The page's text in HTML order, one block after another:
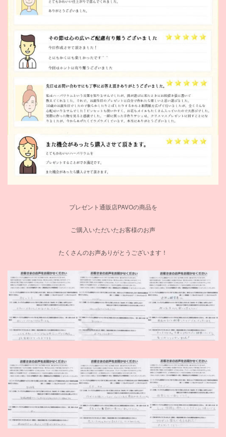
プレゼント通販店PAVOの商品を
ご購入いただいたお客様のお声
たくさんのお声ありがとうございます！